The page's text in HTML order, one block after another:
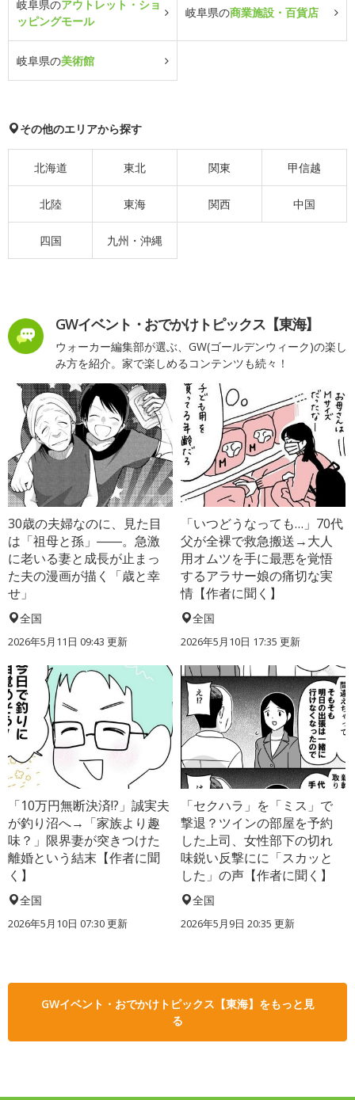
岐阜県のアウトレット・ショ
ッピングモール
岐阜県の商業施設・百貨店
岐阜県の美術館
その他のエリアから探す
北海道 東北 関東 甲信越
北陸 東海 関西 中国
四国 九州・沖縄
GWイベント・おでかけトピックス【東海】
ウォーカー編集部が選ぶ、GW(ゴールデンウィーク)の楽し
み方を紹介。家で楽しめるコンテンツも続々！
30歳の夫婦なのに、見た目
は「祖母と孫」――。急激
に老いる妻と成長が止まっ
た夫の漫画が描く「歳と幸
せ」
全国
2026年5月11日 09:43 更新
「いつどうなっても…」70代
父が全裸で救急搬送→大人
用オムツを手に最悪を覚悟
するアラサー娘の痛切な実
情【作者に聞く】
全国
2026年5月10日 17:35 更新
「10万円無断決済!?」誠実夫
が釣り沼へ→「家族より趣
味？」限界妻が突きつけた
離婚という結末【作者に聞
く】
全国
2026年5月10日 07:30 更新
「セクハラ」を「ミス」で
撃退？ツインの部屋を予約
した上司、女性部下の切れ
味鋭い反撃にに「スカッと
した」の声【作者に聞く】
全国
2026年5月9日 20:35 更新
GWイベント・おでかけトピックス【東海】をもっと見
る